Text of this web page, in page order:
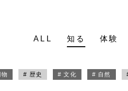
ALL 知る 体験
# 歴史 # 文化 # 自然